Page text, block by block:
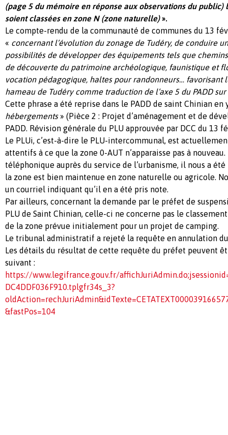
(page 5 du mémoire en réponse aux observations du public)
soient classées en zone N (zone naturelle)».
Le compte-rendu de la communauté de communes du 13
« concernant l’évolution du zonage de Tudéry, de conduire
possibilités de développer des équipements tels que
de découverte du patrimoine archéologique, faunistique et
vocation pédagogique, haltes pour randonneurs… favorisant
hameau de Tudéry comme traduction de l’axe 5 du PADD
Cette phrase a été reprise dans le PADD de saint Chinian
hébergements » (Pièce 2 : Projet d’aménagement et de
PADD. Révision générale du PLU approuvée par DCC du 13
Le PLUi, c’est-à-dire le PLU-intercommunal, est
attentifs à ce que la zone 0-AUT n’apparaisse pas à nouveau.
téléphonique auprès du service de l’urbanisme, il nous a
la zone est bien maintenue en zone naturelle ou agricole.
un courriel indiquant qu’il en a été pris note.
Par ailleurs, concernant la demande par le préfet de
PLU de Saint Chinian, celle-ci ne concerne pas le
de la zone prévue initialement pour un projet de camping.
Le tribunal administratif a rejeté la requête en annulation du
Les détails du résultat de cette requête du préfet peuvent
suivant :
https://www.legifrance.gouv.fr/
DC4DDF036F910.tplgfr34s_3?
&fastPos=104